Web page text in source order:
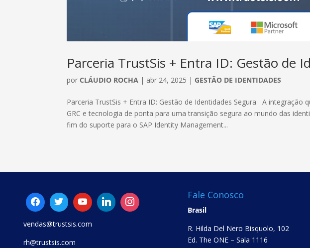
Parceria TrustSis + Entra ID: Gestão de
por CLÁUDIO ROCHA | abr 24, 2025 | GESTÃO DE IDENTIDADES
Parceria TrustSis + Entra ID: Gestão de Identidades Segura A integração
GRC e tecnologia de ponta para uma transição segura ao mundo das
fim do suporte para o SAP Identity Management...
vendas@trustsis.com
rh@trustsis.com
Fale Conosco
Brasil
R. Hilda Del Nero Bisquolo, 102
Ed. The ONE – Sala 1116